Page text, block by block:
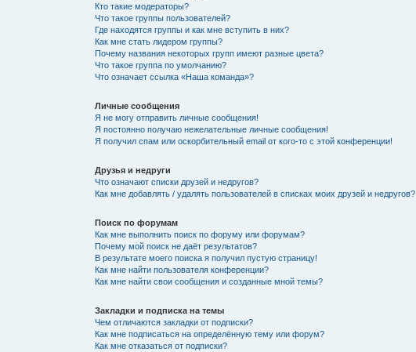
Кто такие модераторы?
Что такое группы пользователей?
Где находятся группы и как мне вступить в них?
Как мне стать лидером группы?
Почему названия некоторых групп имеют разные цвета?
Что такое группа по умолчанию?
Что означает ссылка «Наша команда»?
Личные сообщения
Я не могу отправить личные сообщения!
Я постоянно получаю нежелательные личные сообщения!
Я получил спам или оскорбительный email от кого-то с этой конференции!
Друзья и недруги
Что означают списки друзей и недругов?
Как мне добавлять / удалять пользователей в списках моих друзей и недругов?
Поиск по форумам
Как мне выполнить поиск по форуму или форумам?
Почему мой поиск не даёт результатов?
В результате моего поиска я получил пустую страницу!
Как мне найти пользователя конференции?
Как мне найти свои сообщения и созданные мной темы?
Закладки и подписка на темы
Чем отличаются закладки от подписки?
Как мне подписаться на определённую тему или форум?
Как мне отказаться от подписки?